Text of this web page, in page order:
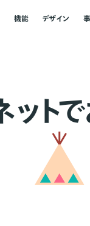
機能 デザイン
ッ ト